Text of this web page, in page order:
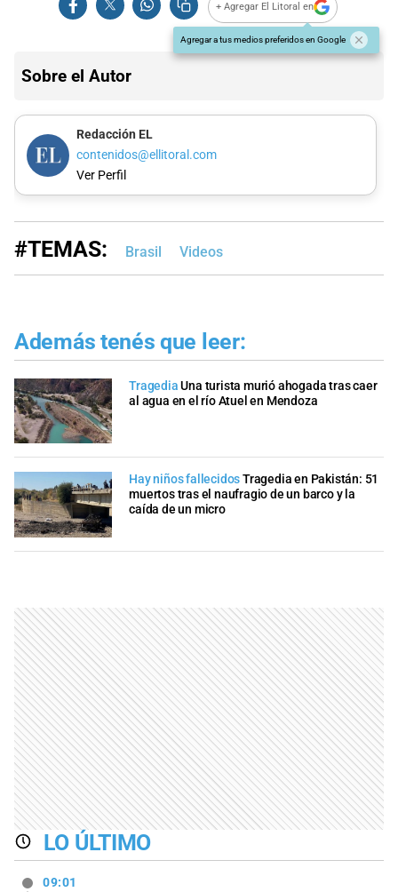
+ Agregar El Litoral en
Agregar a tus medios preferidos en Google
Sobre el Autor
Redacción EL
contenidos@ellitoral.com
Ver Perfil
#TEMAS: Brasil Videos
Además tenés que leer:
Tragedia Una turista murió ahogada tras caer
al agua en el río Atuel en Mendoza
Hay niños fallecidosTragedia en Pakistán: 51
muertos tras el naufragio de un barco y la
caída de un micro
LO ÚLTIMO
09:01